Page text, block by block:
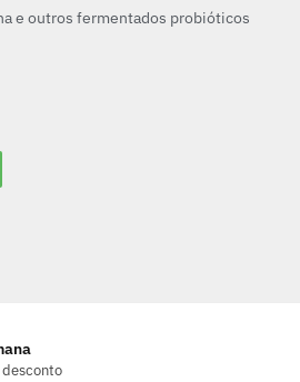
e outros fermentados probióticos
desconto